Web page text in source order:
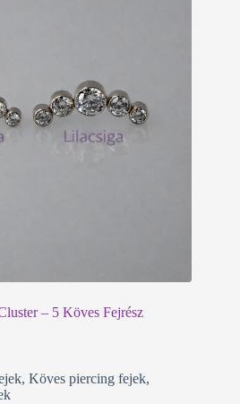
– 5 Köves Fejrész
, Köves piercing fejek,